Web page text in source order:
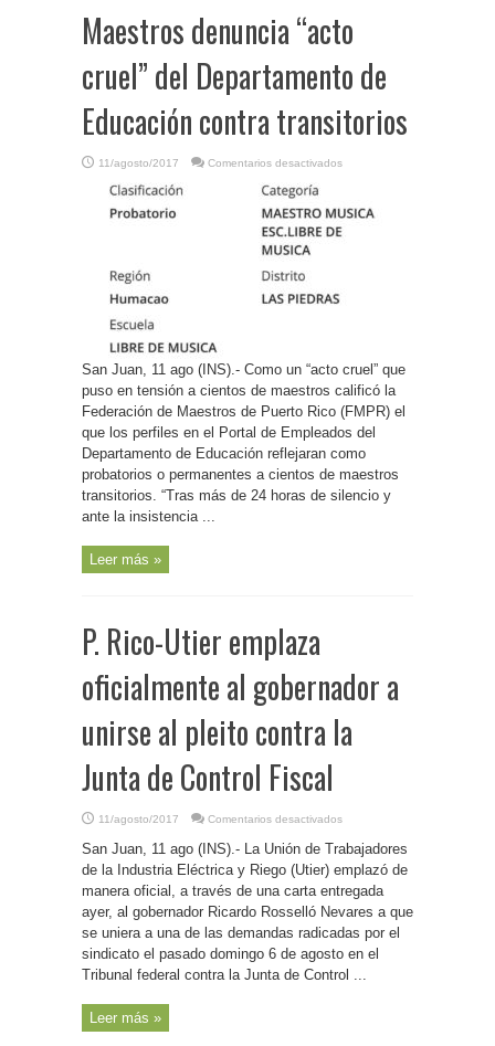
Maestros denuncia “acto
cruel” del Departamento de
Educación contra transitorios
11/agosto/2017 Comentarios desactivados
de
Maestros
denuncia
San Juan, 11 ago (INS).- Como un “acto cruel” que
puso en tensión a cientos de maestros calificó la
Federación de Maestros de Puerto Rico (FMPR) el
que los perfiles en el Portal de Empleados del
Departamento de Educación reflejaran como
probatorios o permanentes a cientos de maestros
transitorios. “Tras más de 24 horas de silencio y
ante la insistencia ...
Leer más »
P. Rico-Utier emplaza
oficialmente al gobernador a
unirse al pleito contra la
Junta de Control Fiscal
11/agosto/2017 Comentarios desactivados
Rico-
Utier
emplaza
oficialmente
al
gobernador
a
unirse
al
pleito
la
San Juan, 11 ago (INS).- La Unión de Trabajadores
de la Industria Eléctrica y Riego (Utier) emplazó de
manera oficial, a través de una carta entregada
ayer, al gobernador Ricardo Rosselló Nevares a que
se uniera a una de las demandas radicadas por el
sindicato el pasado domingo 6 de agosto en el
Tribunal federal contra la Junta de Control ...
Leer más »